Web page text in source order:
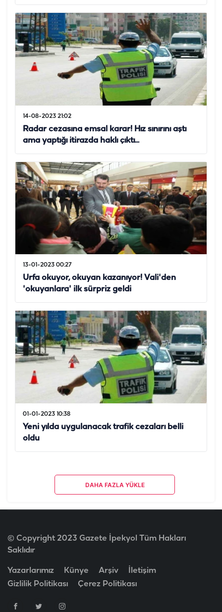
14-08-2023 21:02
Radar cezasına emsal karar! Hız sınırını aştı
ama yaptığı itirazda haklı çıktı...
13-01-2023 00:27
Urfa okuyor, okuyan kazanıyor! Vali'den
'okuyanlara' ilk sürpriz geldi
01-01-2023 10:38
Yeni yılda uygulanacak trafik cezaları belli
oldu
DAHA FAZLA YÜKLE
© Copyright 2023 Gazete İpekyol Tüm Hakları
Saklıdır
Yazarlarımız Künye Arşiv
İletişim
Gizlilik Politikası
Çerez Politikası